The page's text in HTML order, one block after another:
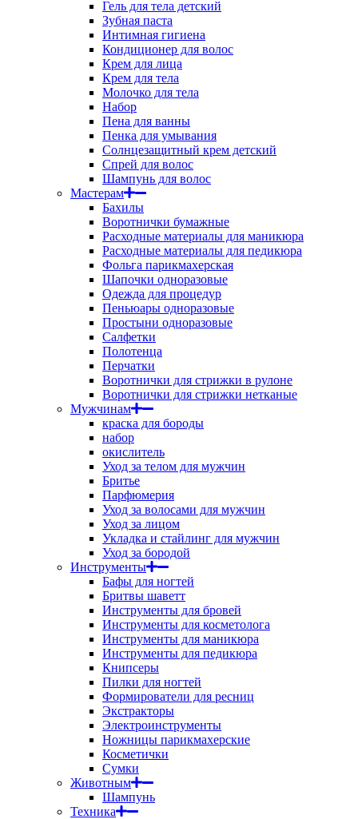
Гель для тела детский
Зубная паста
Интимная гигиена
Кондиционер для волос
Крем для лица
Крем для тела
Молочко для тела
Набор
Пена для ванны
Пенка для умывания
Солнцезащитный крем детский
Спрей для волос
Шампунь для волос
Мастерам
Бахилы
Воротнички бумажные
Расходные материалы для маникюра
Расходные материалы для педикюра
Фольга парикмахерская
Шапочки одноразовые
Одежда для процедур
Пеньюары одноразовые
Простыни одноразовые
Салфетки
Полотенца
Перчатки
Воротнички для стрижки в рулоне
Воротнички для стрижки нетканые
Мужчинам
краска для бороды
набор
окислитель
Уход за телом для мужчин
Бритье
Парфюмерия
Уход за волосами для мужчин
Уход за лицом
Укладка и стайлинг для мужчин
Уход за бородой
Инструменты
Бафы для ногтей
Бритвы шаветт
Инструменты для бровей
Инструменты для косметолога
Инструменты для маникюра
Инструменты для педикюра
Книпсеры
Пилки для ногтей
Формирователи для ресниц
Экстракторы
Электроинструменты
Ножницы парикмахерские
Косметички
Сумки
Животным
Шампунь
Техника